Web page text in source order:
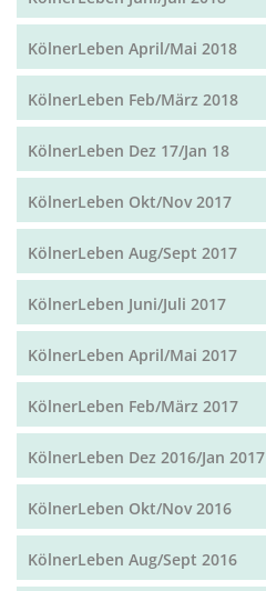
KölnerLeben April/Mai 2018
KölnerLeben Feb/März 2018
KölnerLeben Dez 17/Jan 18
KölnerLeben Okt/Nov 2017
KölnerLeben Aug/Sept 2017
KölnerLeben Juni/Juli 2017
KölnerLeben April/Mai 2017
KölnerLeben Feb/März 2017
KölnerLeben Dez 2016/Jan 2017
KölnerLeben Okt/Nov 2016
KölnerLeben Aug/Sept 2016